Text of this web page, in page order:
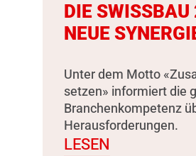
DIE
NEUE
Unter dem Motto
setzen» informiert die
Branchenkompetenz
Herausforderungen.
LESEN